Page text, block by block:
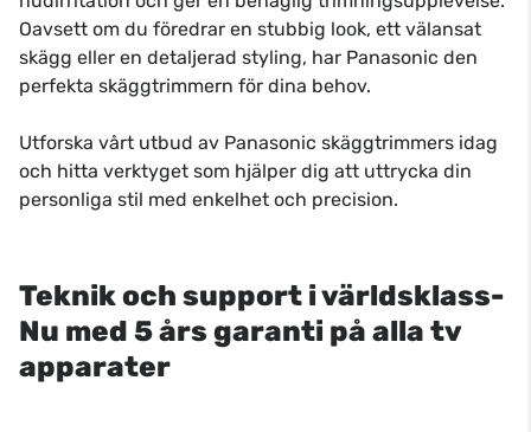
Oavsett om du föredrar en stubbig look, ett välansat
skägg eller en detaljerad styling, har Panasonic den
perfekta skäggtrimmern för dina behov.
Utforska vårt utbud av Panasonic skäggtrimmers idag
och hitta verktyget som hjälper dig att uttrycka din
personliga stil med enkelhet och precision.
Teknik och support i världsklass-
Nu med 5 års garanti på alla tv
apparater